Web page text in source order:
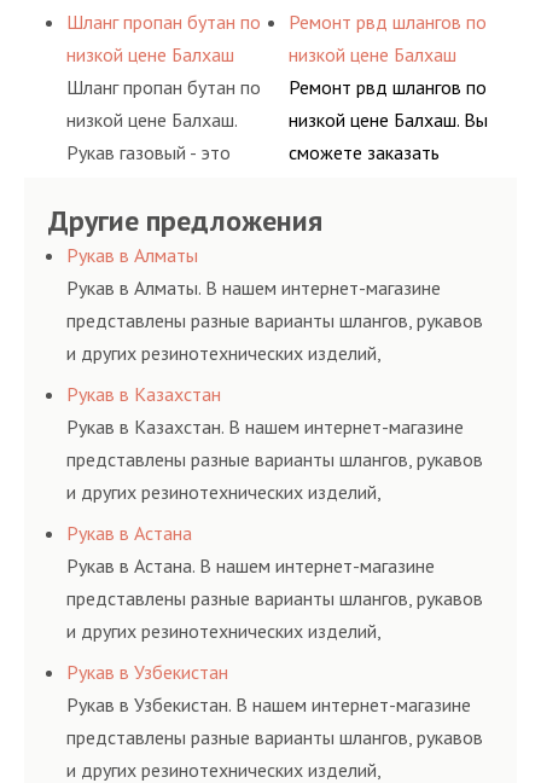
ацетилен) между
определенными
элементами системы.
подачи сжатого
воздуха и различных
типов сжиженного газа
(кислород, аргон, метан,
пропан, бутан,
элементами системы.
Шланг пропан бутан по
низкой цене Балхаш
Шланг пропан бутан по
низкой цене Балхаш.
Рукав газовый - это
сжатого воздуха и
различных типов
сжиженного газа
(кислород, аргон, метан,
пропан, бутан,
гидросистем Вашего
предприятия.
сервис РВД на разовой
основе либо на
условиях
долговременного
комплексного
Ремонт рвд шлангов по
низкой цене Балхаш
Ремонт рвд шлангов по
низкой цене Балхаш. Вы
сможете заказать
основе либо на
долговременного
комплексного
обслуживания
Другие предложения
Рукав в Алматы
Рукав в Алматы. В нашем интернет-магазине
представлены разные варианты шлангов, рукавов
и других резинотехнических изделий,
соответствующих ГОСТам, техническим условиям
и нормативам.
Рукав в Казахстан
Рукав в Казахстан. В нашем интернет-магазине
представлены разные варианты шлангов, рукавов
и других резинотехнических изделий,
соответствующих ГОСТам, техническим условиям
и нормативам.
Рукав в Астана
Рукав в Астана. В нашем интернет-магазине
представлены разные варианты шлангов, рукавов
и других резинотехнических изделий,
соответствующих ГОСТам, техническим условиям
и нормативам.
Рукав в Узбекистан
Рукав в Узбекистан. В нашем интернет-магазине
представлены разные варианты шлангов, рукавов
и других резинотехнических изделий,